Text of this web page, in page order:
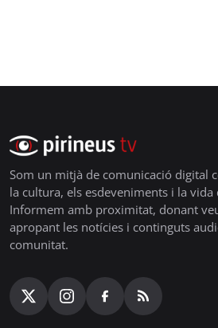
Som un mitjà de comunicació digital
la cultura, els esdeveniments i la
Informem amb proximitat, donant
apropant les notícies i continguts
comunitat.